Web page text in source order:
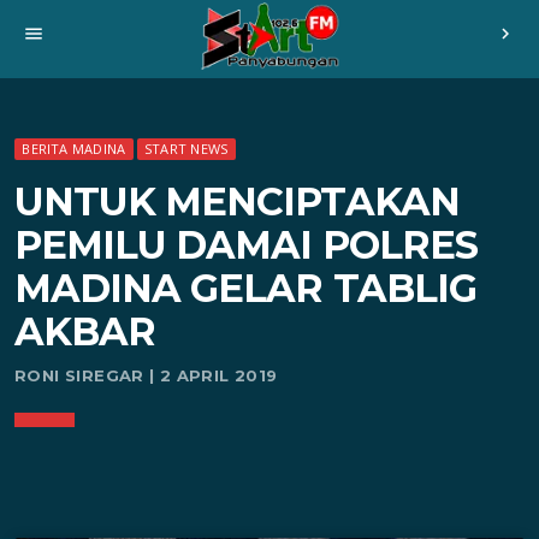
menu chevron_right
BERITA MADINA START NEWS
UNTUK MENCIPTAKAN
PEMILU DAMAI POLRES
MADINA GELAR TABLIG
AKBAR
RONI SIREGAR | 2 APRIL 2019